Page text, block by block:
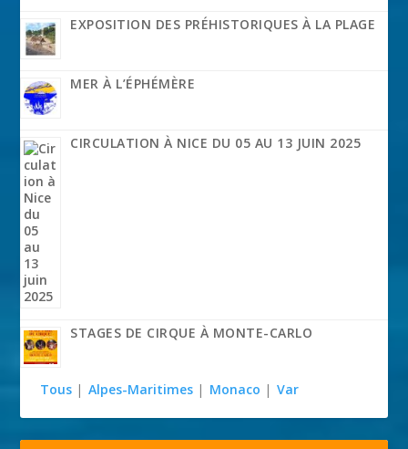
EXPOSITION DES PRÉHISTORIQUES À LA PLAGE
MER À L’ÉPHÉMÈRE
CIRCULATION À NICE DU 05 AU 13 JUIN 2025
STAGES DE CIRQUE À MONTE-CARLO
Tous | Alpes-Maritimes | Monaco | Var